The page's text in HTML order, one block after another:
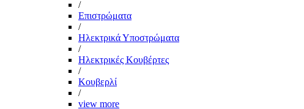
/
Επιστρώματα
/
Ηλεκτρικά Υποστρώματα
/
Ηλεκτρικές Κουβέρτες
/
Κουβερλί
/
view more